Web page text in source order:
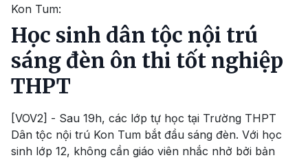
Kon Tum:
Học sinh dân tộc nội trú
sáng đèn ôn thi tốt nghiệp
THPT
[VOV2] - Sau 19h, các lớp tự học tại Trường THPT
Dân tộc nội trú Kon Tum bắt đầu sáng đèn. Với học
sinh lớp 12, không cần giáo viên nhắc nhở bởi bản